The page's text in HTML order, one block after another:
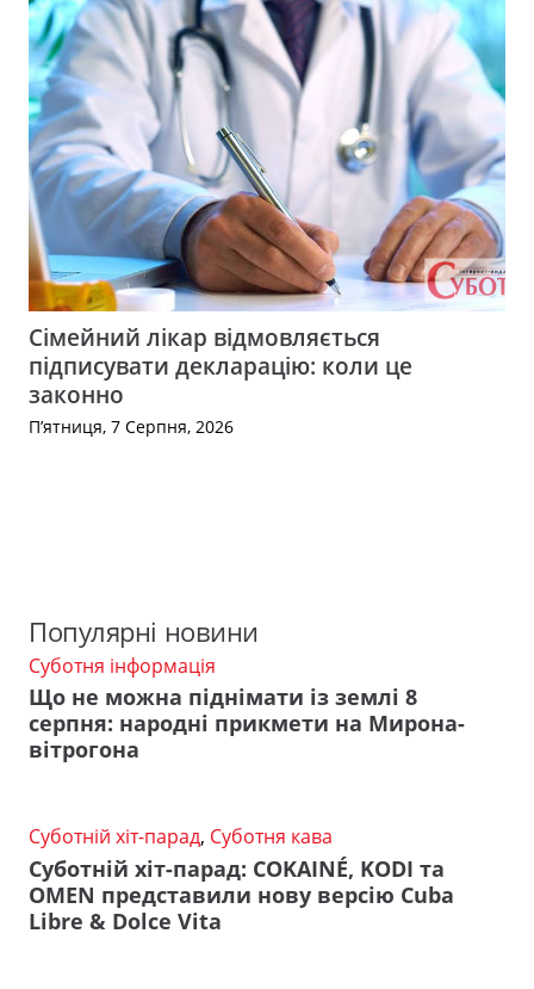
Сімейний лікар відмовляється
підписувати декларацію: коли це
законно
П’ятниця, 7 Серпня, 2026
Популярні новини
Суботня інформація
Що не можна піднімати із землі 8
серпня: народні прикмети на Мирона-
вітрогона
Суботній хіт-парад, Суботня кава
Суботній хіт-парад: COKAINÉ, KODI та
OMEN представили нову версію Cuba
Libre & Dolce Vita